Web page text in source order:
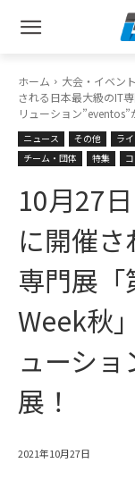
ホーム 大会・イベント
される日本最大級のIT
リューション”eventos”
ニュース その他 ラ
チーム・団体
特集
10月27
に開催
専門展
Week秋
ューシ
展！
2021年10月27日